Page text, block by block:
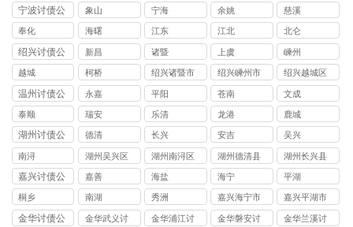
债公司
债公司
债公司
债公司
债公司
宁波讨债公
司
象山 宁海 余姚 慈溪
奉化 海曙 江东 江北 北仑
绍兴讨债公
司
新昌 诸暨 上虞 嵊州
越城 柯桥
绍兴诸暨市
讨债公司
绍兴嵊州市
讨债公司
绍兴越城区
讨债公司
温州讨债公
司
永嘉 平阳 苍南 文成
泰顺 瑞安 乐清 龙港 鹿城
湖州讨债公
司
德清 长兴 安吉 吴兴
南浔
湖州吴兴区
讨债公司
湖州南浔区
讨债公司
湖州德清县
讨债公司
湖州长兴县
讨债公司
嘉兴讨债公
司
嘉善 海盐 海宁 平湖
桐乡 南湖 秀洲
嘉兴海宁市
讨债公司
嘉兴平湖市
讨债公司
金华讨债公
金华武义讨
金华浦江讨
金华磐安讨
金华兰溪讨